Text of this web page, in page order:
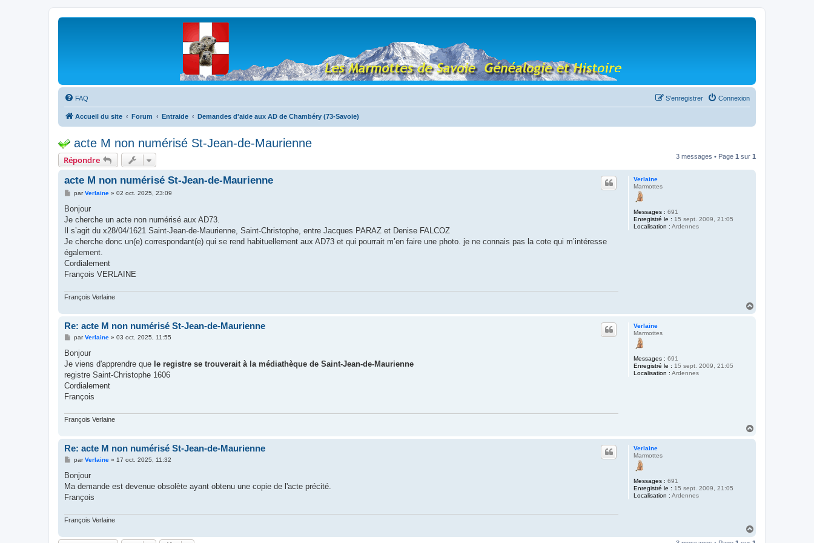
Les Marmottes de Savoie
FAQ Connexion
S’enregistrer
Accueil du site Forum Entraide Demandes d'aide aux AD de Chambéry (73-Savoie)
acte M non numérisé St-Jean-de-Maurienne
Répondre 3 messages • Page 1 sur 1
Verlaine
Marmottes
Messages : 691
Enregistré le : 15 sept. 2009, 21:05
Localisation : Ardennes
acte M non numérisé St-Jean-de-Maurienne
M
s
a
g
parVerlaine» 02 oct. 2025, 23:09
Bonjour
Je cherche un acte non numérisé aux AD73.
Il s’agit du x28/04/1621 Saint-Jean-de-Maurienne, Saint-Christophe, entre Jacques PARAZ et Denise FALCOZ
Je cherche donc un(e) correspondant(e) qui se rend habituellement aux AD73 et qui pourrait m’en faire une photo. je ne connais pas la cote qui m’intéresse
également.
Cordialement
François VERLAINE
François Verlaine
Verlaine
Marmottes
Messages : 691
Enregistré le : 15 sept. 2009, 21:05
Localisation : Ardennes
Re: acte M non numérisé St-Jean-de-Maurienne
M
s
a
g
e
parVerlaine» 03 oct. 2025, 11:55
Bonjour
Je viens d'apprendre que le registre se trouverait à la médiathèque de Saint-Jean-de-Maurienne
registre Saint-Christophe 1606
Cordialement
François
François Verlaine
Verlaine
Marmottes
Messages : 691
Enregistré le : 15 sept. 2009, 21:05
Localisation : Ardennes
Re: acte M non numérisé St-Jean-de-Maurienne
M
s
a
g
parVerlaine» 17 oct. 2025, 11:32
Bonjour
Ma demande est devenue obsolète ayant obtenu une copie de l'acte précité.
François
François Verlaine